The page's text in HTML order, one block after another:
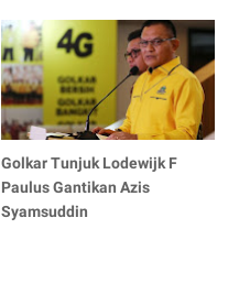
Golkar Tunjuk Lodewijk F
Paulus Gantikan Azis
Syamsuddin